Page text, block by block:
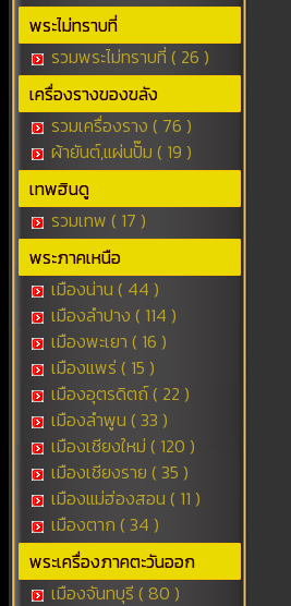
พระไม่ทราบที่
รวมพระไม่ทราบที่ ( 26 )
เครื่องรางของขลัง
รวมเครื่องราง ( 76 )
ผ้ายันต์,แผ่นปั๊ม ( 19 )
เทพฮินดู
รวมเทพ ( 17 )
พระภาคเหนือ
เมืองน่าน ( 44 )
เมืองลำปาง ( 114 )
เมืองพะเยา ( 16 )
เมืองแพร่ ( 15 )
เมืองอุตรดิตถ์ ( 22 )
เมืองลำพูน ( 33 )
เมืองเชียงใหม่ ( 120 )
เมืองเชียงราย ( 35 )
เมืองแม่ฮ่องสอน ( 11 )
เมืองตาก ( 34 )
พระเครื่องภาคตะวันออก
เมืองจันทบุรี ( 80 )